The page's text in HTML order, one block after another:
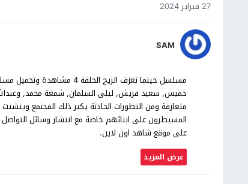
27 فبراير 2024
SAM
خميس, سعيد قريش, ليلى السلمان, شمعة محمد,
متعارفة ومن التطورات الحادثة يكبر ذلك المجتمع
على موقع شاهد اون لاين.
عرض المزيد